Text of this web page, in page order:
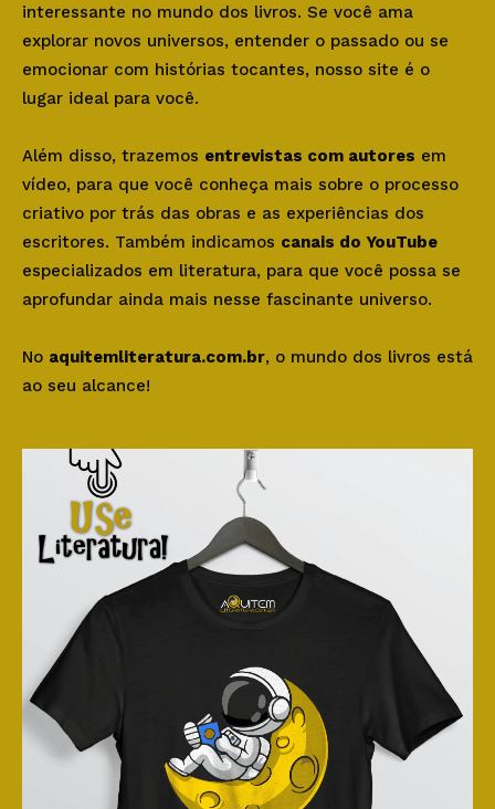
interessante no mundo dos livros. Se você ama
explorar novos universos, entender o passado ou se
emocionar com histórias tocantes, nosso site é o
lugar ideal para você.
Além disso, trazemos entrevistas com autores em
vídeo, para que você conheça mais sobre o processo
criativo por trás das obras e as experiências dos
escritores. Também indicamos canais do YouTube
especializados em literatura, para que você possa se
aprofundar ainda mais nesse fascinante universo.
No aquitemliteratura.com.br, o mundo dos livros está
ao seu alcance!